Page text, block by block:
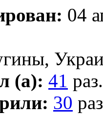
04
(а): 41 раз.
30